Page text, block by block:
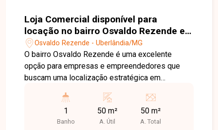
Loja Comercial disponível para
locação no bairro Osvaldo Rezende em
Uberlândia-MG
Osvaldo Rezende - Uberlândia/MG
O bairro Osvaldo Rezende é uma excelente
opção para empresas e empreendedores que
buscam uma localização estratégica em
principais avenidas da cidade, a região possui
intenso fluxo de pessoas, ampla oferta de
comércios e serviços, além de estar próxima ao
1
Banho
50 m²
A. Útil
50 m²
A. Total